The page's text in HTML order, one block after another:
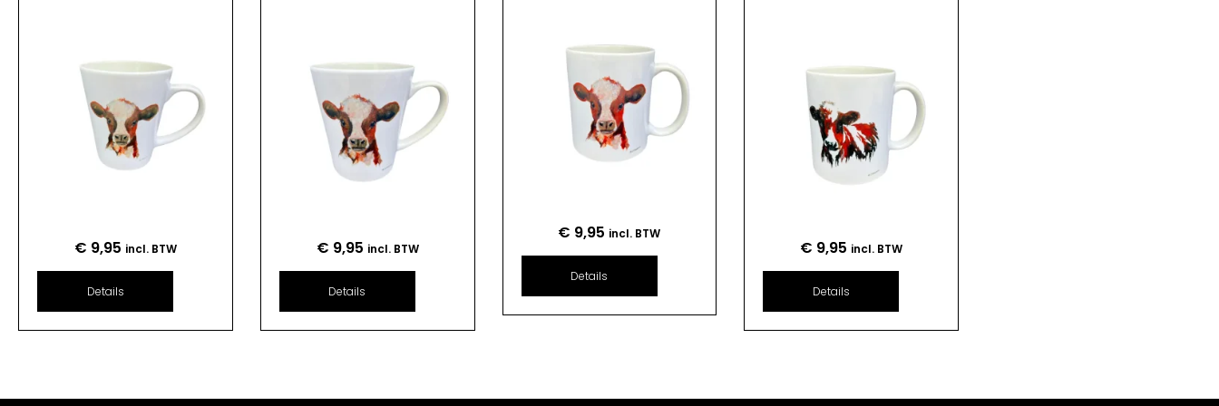
€ 9,95 incl. BTW
Details
€ 9,95 incl. BTW
Details
€ 9,95 incl. BTW
Details
€ 9,95 incl. BTW
Details